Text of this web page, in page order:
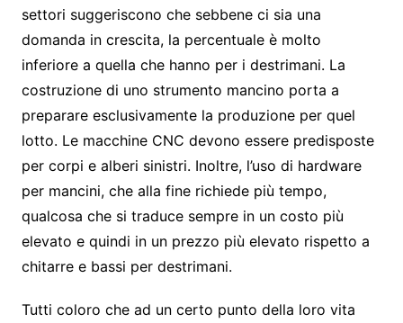
settori suggeriscono che sebbene ci sia una
domanda in crescita, la percentuale è molto
inferiore a quella che hanno per i destrimani. La
costruzione di uno strumento mancino porta a
preparare esclusivamente la produzione per quel
lotto. Le macchine CNC devono essere predisposte
per corpi e alberi sinistri. Inoltre, l’uso di hardware
per mancini, che alla fine richiede più tempo,
qualcosa che si traduce sempre in un costo più
elevato e quindi in un prezzo più elevato rispetto a
chitarre e bassi per destrimani.
Tutti coloro che ad un certo punto della loro vita